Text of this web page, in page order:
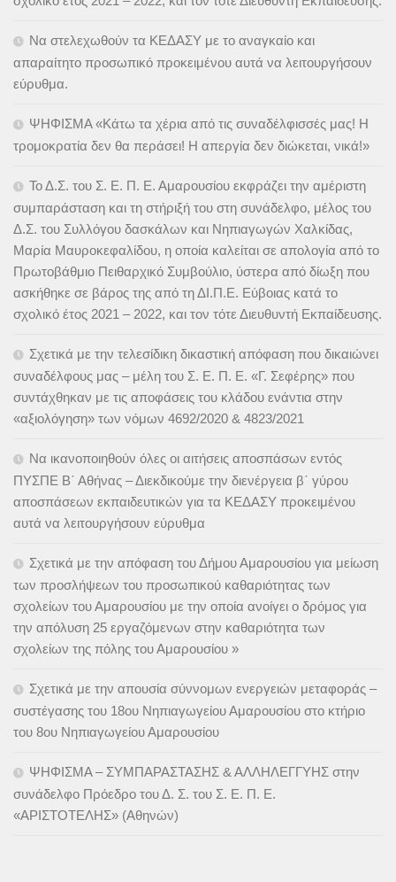
Να στελεχωθούν τα ΚΕΔΑΣΥ με το αναγκαίο και
απαραίτητο προσωπικό προκειμένου αυτά να λειτουργήσουν
εύρυθμα.
ΨΗΦΙΣΜΑ «Κάτω τα χέρια από τις συναδέλφισσές μας! Η
τρομοκρατία δεν θα περάσει! Η απεργία δεν διώκεται, νικά!»
Το Δ.Σ. του Σ. Ε. Π. Ε. Αμαρουσίου εκφράζει την αμέριστη
συμπαράσταση και τη στήριξή του στη συνάδελφο, μέλος του
Δ.Σ. του Συλλόγου δασκάλων και Νηπιαγωγών Χαλκίδας,
Μαρία Μαυροκεφαλίδου, η οποία καλείται σε απολογία από το
Πρωτοβάθμιο Πειθαρχικό Συμβούλιο, ύστερα από δίωξη που
ασκήθηκε σε βάρος της από τη ΔΙ.Π.Ε. Εύβοιας κατά το
σχολικό έτος 2021 – 2022, και τον τότε Διευθυντή Εκπαίδευσης.
Σχετικά με την τελεσίδικη δικαστική απόφαση που δικαιώνει
συναδέλφους μας – μέλη του Σ. Ε. Π. Ε. «Γ. Σεφέρης» που
συντάχθηκαν με τις αποφάσεις του κλάδου ενάντια στην
«αξιολόγηση» των νόμων 4692/2020 & 4823/2021
Να ικανοποιηθούν όλες οι αιτήσεις αποσπάσων εντός
ΠΥΣΠΕ Β΄ Αθήνας – Διεκδικούμε την διενέργεια β΄ γύρου
αποσπάσεων εκπαιδευτικών για τα ΚΕΔΑΣΥ προκειμένου
αυτά να λειτουργήσουν εύρυθμα
Σχετικά με την απόφαση του Δήμου Αμαρουσίου για μείωση
των προσλήψεων του προσωπικού καθαριότητας των
σχολείων του Αμαρουσίου με την οποία ανοίγει ο δρόμος για
την απόλυση 25 εργαζόμενων στην καθαριότητα των
σχολείων της πόλης του Αμαρουσίου »
Σχετικά με την απουσία σύννομων ενεργειών μεταφοράς –
συστέγασης του 18ου Νηπιαγωγείου Αμαρουσίου στο κτήριο
του 8ου Νηπιαγωγείου Αμαρουσίου
ΨΗΦΙΣΜΑ – ΣΥΜΠΑΡΑΣΤΑΣΗΣ & ΑΛΛΗΛΕΓΓΥΗΣ στην
συνάδελφο Πρόεδρο του Δ. Σ. του Σ. Ε. Π. Ε.
«ΑΡΙΣΤΟΤΕΛΗΣ» (Αθηνών)